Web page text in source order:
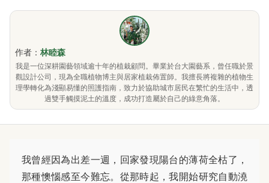
作者： 林睦森
我是一位深耕園藝領域逾十年的植栽顧問。畢業於台大園藝系，曾任職於景
觀設計公司，現為全職植物博主與居家植栽佈置師。我擅長將複雜的植物生
理學轉化為淺顯易懂的照護指南，致力於協助城市居民在繁忙的生活中，透
過雙手觸摸泥土的溫度，成功打造屬於自己的綠意角落。
我曾經因為出差一週，回家發現陽台的薄荷全枯了，
那種懊惱感至今難忘。從那時起，我開始研究自動澆